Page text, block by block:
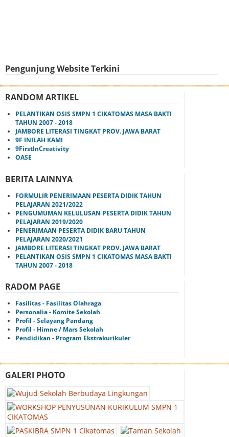
Pengunjung Website Terkini
RANDOM ARTIKEL
PELANTIKAN OSIS SMPN 1 CIKATOMAS MASA BAKTI
TAHUN 2007 - 2018
JAMBORE LITERASI TINGKAT PROV. JAWA BARAT
9F INILAH KAMI
9FirstInCreativity
OASE
BERITA LAINNYA
FORMULIR PENERIMAAN PESERTA DIDIK TAHUN
PELAJARAN 2021/2022
PENGUMUMAN KELULUSAN PESERTA DIDIK TAHUN
PELAJARAN 2019/2020
PENERIMAAN PESERTA DIDIK BARU TAHUN
PELAJARAN 2020/2021
JAMBORE LITERASI TINGKAT PROV. JAWA BARAT
PELANTIKAN OSIS SMPN 1 CIKATOMAS MASA BAKTI
TAHUN 2007 - 2018
RADOM PAGE
Fasilitas - Fasilitas Olahraga
Personalia - Komite Sekolah
Profil - Selayang Pandang
Profil - Himne / Mars Sekolah
Pendidikan - Program Ekstrakurikuler
GALERI PHOTO